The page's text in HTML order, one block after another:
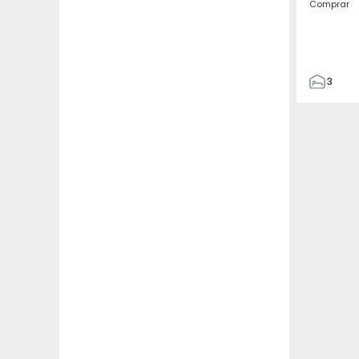
Comprar
3